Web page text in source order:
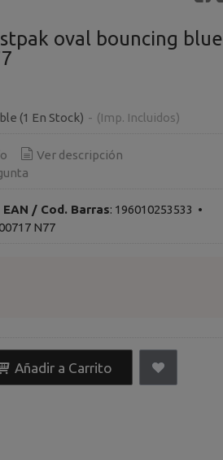
oval bouncing blue
(1 En Stock) - (Imp. Incluidos)
Ver descripción
EAN / Cod. Barras: 196010253533 •
N77
Añadir a Carrito